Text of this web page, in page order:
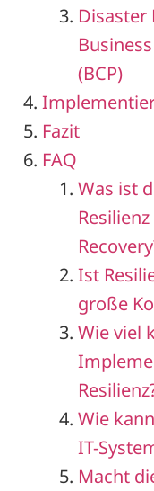
Disaster
(BCP)
Fazit
FAQ
Was ist
Ist
große
Wie viel
Wie
IT-
Macht